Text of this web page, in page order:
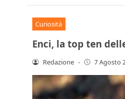
Curiosità
Enci, la top ten
Redazione - 7 Agosto